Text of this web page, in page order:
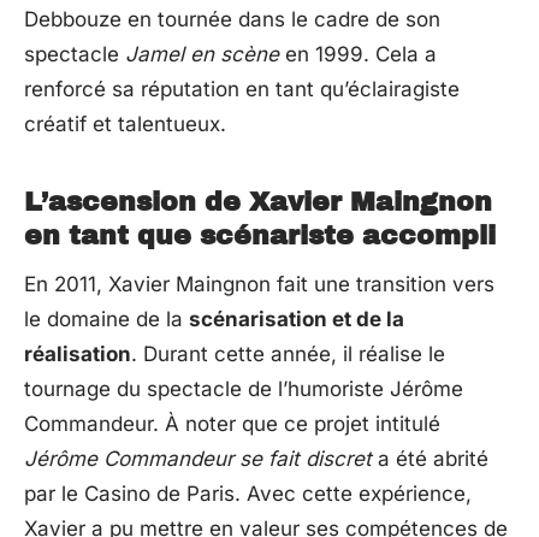
Debbouze en tournée dans le cadre de son
spectacle Jamel en scèneen 1999. Cela a
renforcé sa réputation en tant qu’éclairagiste
créatif et talentueux.
L’ascension de Xavier Maingnon
en tant que scénariste accompli
En 2011, Xavier Maingnon fait une transition vers
le domaine de la scénarisation et de la
réalisation. Durant cette année, il réalise le
tournage du spectacle de l’humoriste Jérôme
Commandeur. À noter que ce projet intitulé
Jérôme Commandeur se fait discreta été abrité
par le Casino de Paris. Avec cette expérience,
Xavier a pu mettre en valeur ses compétences de